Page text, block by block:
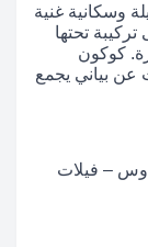
وسكانية غنية
تحتها
كوكون
عن بياني يجمع
– فيلات